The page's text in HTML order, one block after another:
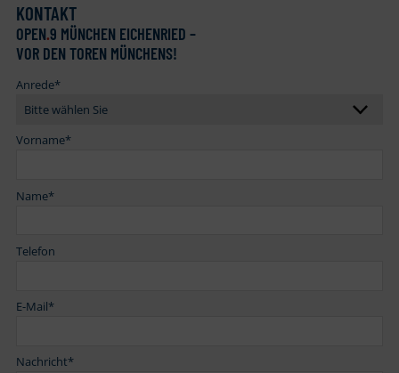
KONTAKT
OPEN.9 MÜNCHEN EICHENRIED –
VOR DEN TOREN MÜNCHENS!
Anrede*
Vorname*
Name*
Telefon
E-Mail*
Nachricht*